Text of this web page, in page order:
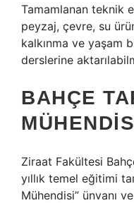
Tamamlanan teknik
peyzaj, çevre, su
kalkınma ve yaşam
derslerine
BAHÇE
Ziraat Fakültesi
yıllık temel eğitimi
Mühendisi” ünvanı